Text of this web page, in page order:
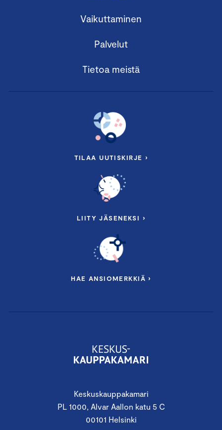
Keskuskauppakamari
PL 1000, Alvar Aallon katu 5 C
00101 Helsinki
Vaikuttaminen
Palvelut
Tietoa meistä
TILAA UUTISKIRJE ›
LIITY JÄSENEKSI ›
HAE ANSIOMERKKIÄ ›